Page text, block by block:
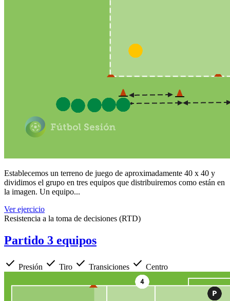
Establecemos un terreno de juego de aproximadamente 40 x 40 y
dividimos el grupo en tres equipos que distribuiremos como están en
la imagen. Un equipo...
Ver ejercicio
Resistencia a la toma de decisiones (RTD)
Partido 3 equipos
check Presión check Tiro check Transiciones check Centro